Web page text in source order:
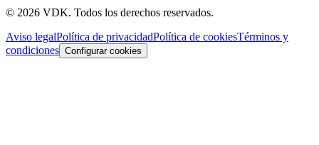
© 2026 VDK. Todos los derechos reservados.
Aviso legalPolítica de privacidadPolítica de cookiesTérminos y
condiciones Configurar cookies